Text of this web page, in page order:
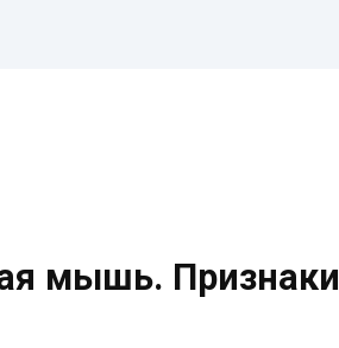
мышь. Признаки